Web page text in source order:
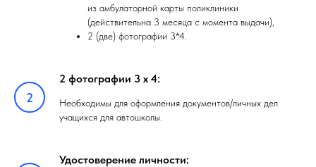
из амбулаторной карты поликлиники
(действительна 3 месяца с момента выдачи),
2 (две) фотографии 3*4.
2 фотографии 3 х 4:
Необходимы для оформления документов/личных дел
учащихся для автошколы.
Удостоверение личности: